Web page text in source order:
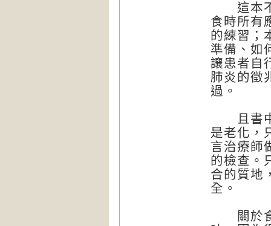
這本不
食時所有
的練習；
準備、如
讓患者自
肺炎的徵
過。
且書中
是老化，
言治療師
的檢查。
合的質地
全。
關於食